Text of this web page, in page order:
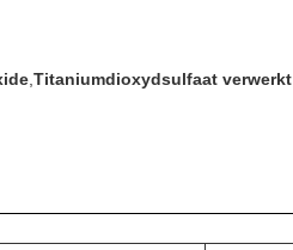
Titaniumdioxydsulfaat verwerkt